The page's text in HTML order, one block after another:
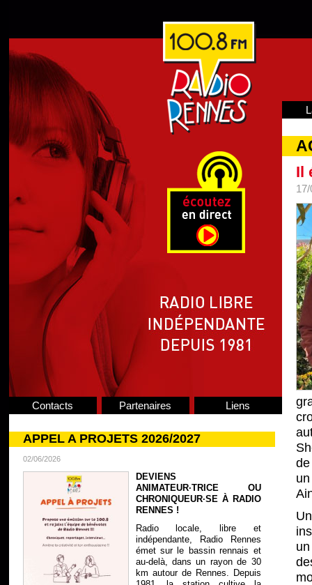
Contacts Partenaires Liens
APPEL A PROJETS 2026/2027
02/06/2026
DEVIENS
ANIMATEUR·TRICE OU
CHRONIQUEUR·SE À RADIO
RENNES !
Radio locale, libre et
indépendante, Radio Rennes
émet sur le bassin rennais et
au-delà, dans un rayon de 30
km autour de Rennes. Depuis
Il